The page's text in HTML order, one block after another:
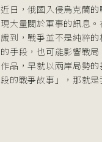
近日，俄國入侵烏克蘭
現大量關於軍事的訊息
識到，戰爭並不是純粹
的手段，也可能影響戰
作品，早就以兩岸局勢
段的戰爭故事」，那就